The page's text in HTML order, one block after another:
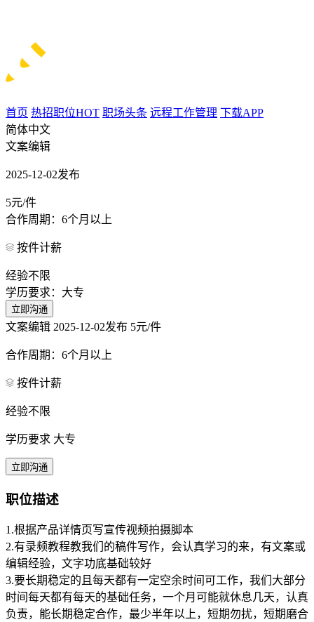
首页 热招职位HOT 职场头条 远程工作管理 下载APP
简体中文
文案编辑
2025-12-02发布
5元/件
合作周期：6个月以上
按件计薪
经验不限
学历要求：大专
立即沟通
文案编辑 2025-12-02发布 5元/件
合作周期：6个月以上
按件计薪
经验不限
学历要求 大专
立即沟通
职位描述
1.根据产品详情页写宣传视频拍摄脚本
2.有录频教程教我们的稿件写作，会认真学习的来，有文案或
编辑经验，文字功底基础较好
3.要长期稳定的且每天都有一定空余时间可工作，我们大部分
时间每天都有每天的基础任务，一个月可能就休息几天，认真
负责，能长期稳定合作，最少半年以上，短期勿扰，短期磨合